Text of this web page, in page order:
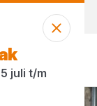
juli t/m